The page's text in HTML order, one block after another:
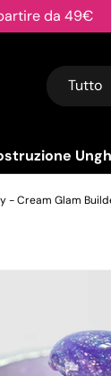
da 49€
Cerca
Tipo
Tutto